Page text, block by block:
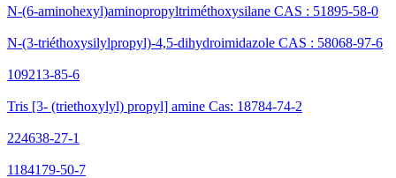
N-(6-aminohexyl)aminopropyltriméthoxysilane CAS : 51895-58-0
N-(3-triéthoxysilylpropyl)-4,5-dihydroimidazole CAS : 58068-97-6
109213-85-6
Tris [3- (triethoxylyl) propyl] amine Cas: 18784-74-2
224638-27-1
1184179-50-7